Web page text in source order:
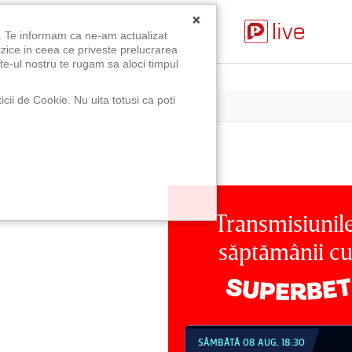
săptămânii cu
SÂMBĂTĂ 08 AUG, 21:30
×
informam ca ne-am actualizat
in ceea ce priveste prelucrarea
ul nostru te rugam sa aloci timpul
de Cookie. Nu uita totusi ca poti